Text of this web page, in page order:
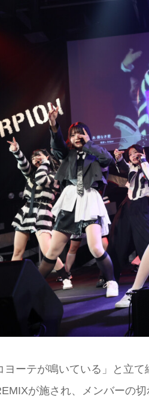
ヨーテが鳴いている」と立
が施され、メンバーの